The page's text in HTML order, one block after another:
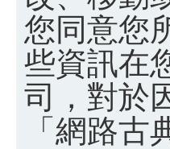
您同意您
些資訊在
司，對於
「網路